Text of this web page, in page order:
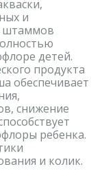
и
штаммов
детей.
продукта
обеспечивает
снижение
ребенка.
и колик.